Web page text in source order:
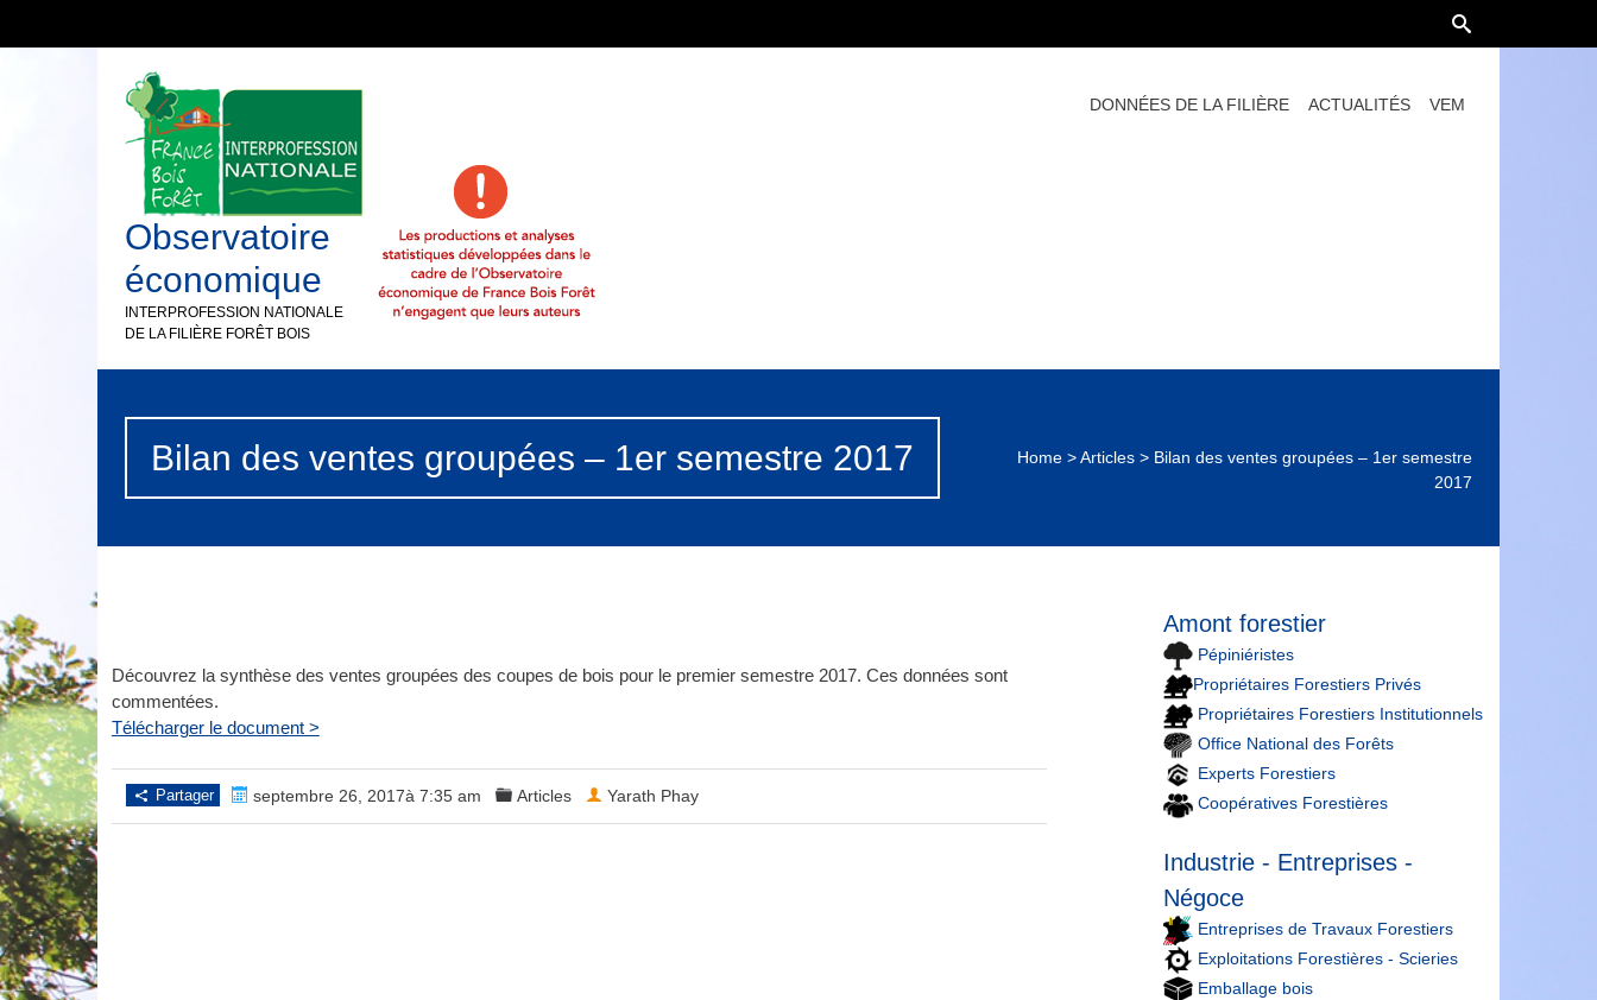
Observatoire
économique
INTERPROFESSION NATIONALE
DE LA FILIÈRE FORÊT BOIS
DONNÉES DE LA FILIÈRE ACTUALITÉS VEM
Bilan des ventes groupées – 1er semestre 2017 Home>Articles> Bilan des ventes groupées – 1er semestre
2017
Découvrez la synthèse des ventes groupées des coupes de bois pour le premier semestre 2017. Ces données sont
commentées.
Télécharger le document >
Partager septembre 26, 2017à 7:35 am Articles Yarath Phay
Amont forestier
Pépiniéristes
Propriétaires Forestiers Privés
Propriétaires Forestiers Institutionnels
Office National des Forêts
Experts Forestiers
Coopératives Forestières
Industrie - Entreprises -
Négoce
Entreprises de Travaux Forestiers
Exploitations Forestières - Scieries
Emballage bois